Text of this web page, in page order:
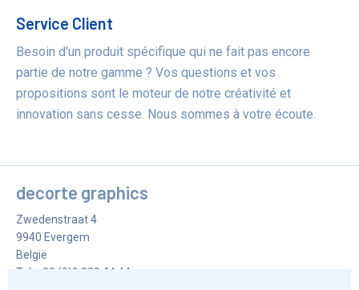
Service Client
Besoin d'un produit spécifique qui ne fait pas encore
partie de notre gamme ? Vos questions et vos
propositions sont le moteur de notre créativité et
innovation sans cesse. Nous sommes à votre écoute.
decorte graphics
Zwedenstraat 4
9940 Evergem
België
Tel.
+32 (0)9 228 44 44